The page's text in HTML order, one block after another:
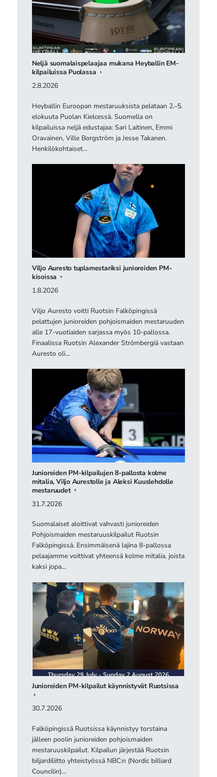
Neljä suomalaispelaajaa mukana Heyballin EM-
kilpailuissa Puolassa
2.8.2026
Heyballin Euroopan mestaruuksista pelataan 2.–5.
elokuuta Puolan Kielcessä. Suomella on
kilpailuissa neljä edustajaa: Sari Laitinen, Emmi
Oravainen, Ville Borgström ja Jesse Takanen.
Henkilökohtaiset…
Viljo Auresto tuplamestariksi junioreiden PM-
kisoissa
1.8.2026
Viljo Auresto voitti Ruotsin Falköpingissä
pelattujen junioreiden pohjoismaiden mestaruuden
alle 17-vuotiaiden sarjassa myös 10-pallossa.
Finaalissa Ruotsin Alexander Strömbergiä vastaan
Auresto oli…
Junioreiden PM-kilpailujen 8-pallosta kolme
mitalia, Viljo Aurestolle ja Aleksi Kuuslehdolle
mestaruudet
31.7.2026
Suomalaiset aloittivat vahvasti junioreiden
Pohjoismaiden mestaruuskilpailut Ruotsin
Falköpingissä. Ensimmäisenä lajina 8-pallossa
pelaajamme voittivat yhteensä kolme mitalia, joista
kaksi jopa…
Junioreiden PM-kilpailut käynnistyvät Ruotsissa
30.7.2026
Falköpingissä Ruotsissa käynnistyy torstaina
jälleen poolin junioreiden pohjoismaiden
mestaruuskilpailut. Kilpailun järjestää Ruotsin
biljardiliitto yhteistyössä NBC:n (Nordic billiard
Councilin)…